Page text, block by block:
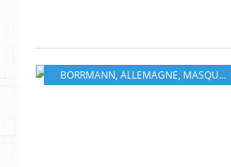
BORRMANN, ALLEMAGNE, MASQUE ,